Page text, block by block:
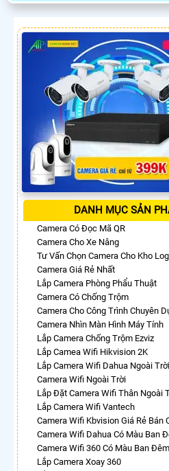
DANH MỤC SẢN
Camera Có Đọc Mã QR
Camera Cho Xe Nâng
Tư Vấn Chọn Camera Cho Kho
Camera Giá Rẻ Nhất
Lắp Camera Phòng Phẩu Thuật
Camera Có Chống Trộm
Camera Cho Công Trình Chuyên
Camera Nhìn Màn Hình Máy Tính
Lắp Camera Chống Trộm Ezviz
Lắp Camea Wifi Hikvision 2K
Lắp Camera Wifi Dahua Ngoài
Camera Wifi Ngoài Trời
Lắp Đặt Camera Wifi Thân Ngoài
Lắp Camera Wifi Vantech
Camera Wifi Kbvision Giá Rẻ Bán
Camera Wifi Dahua Có Màu Ban
Camera Wifi 360 Có Màu Ban
Lắp Camera Xoay 360